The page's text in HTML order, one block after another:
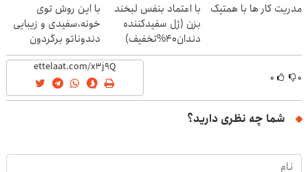
مدریت کار ها با همتیک
با اعتماد بنفس لبخند
بزن (ژل سفیدکننده
دندان40%تخفیف)
با این روش توی
خونه،سفیدی و زیبایی
دندوناتو برگردون
(40%off)
۰ ۰
شما چه نظری دارید؟